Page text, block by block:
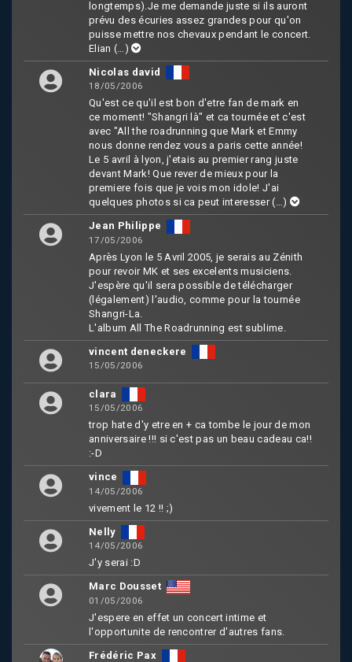
longtemps).Je me demande juste si ils auront
prévu des écuries assez grandes pour qu'on
puisse mettre nos chevaux pendant le concert.
Elian (…)
Nicolas david
18/05/2006
Qu'est ce qu'il est bon d'etre fan de mark en
ce moment! "Shangri là" et ca tournée et c'est
avec "All the roadrunning que Mark et Emmy
nous donne rendez vous a paris cette année!
Le 5 avril à lyon, j'etais au premier rang juste
devant Mark! Que rever de mieux pour la
premiere fois que je vois mon idole! J'ai
quelques photos si ca peut interesser(…)
Jean Philippe
17/05/2006
Après Lyon le 5 Avril 2005, je serais au Zénith
pour revoir MK et ses excelents musiciens.
J'espère qu'il sera possible de télécharger
(légalement) l'audio, comme pour la tournée
Shangri-La.
L'album All The Roadrunning est sublime.
vincent deneckere
15/05/2006
clara
15/05/2006
trop hate d'y etre en + ca tombe le jour de mon
anniversaire !!! si c'est pas un beau cadeau ca!!
:-D
vince
14/05/2006
vivement le 12 !! ;)
Nelly
14/05/2006
J'y serai :D
Marc Dousset
01/05/2006
J'espere en effet un concert intime et
l'opportunite de rencontrer d'autres fans.
Frédéric Pax